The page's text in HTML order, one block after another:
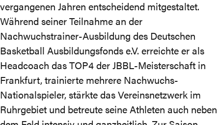
vergangenen Jahren entscheidend mitgestaltet.
Während seiner Teilnahme an der
Nachwuchstrainer-Ausbildung des Deutschen
Basketball Ausbildungsfonds e.V. erreichte er als
Headcoach das TOP4 der JBBL-Meisterschaft in
Frankfurt, trainierte mehrere Nachwuchs-
Nationalspieler, stärkte das Vereinsnetzwerk im
Ruhrgebiet und betreute seine Athleten auch neben